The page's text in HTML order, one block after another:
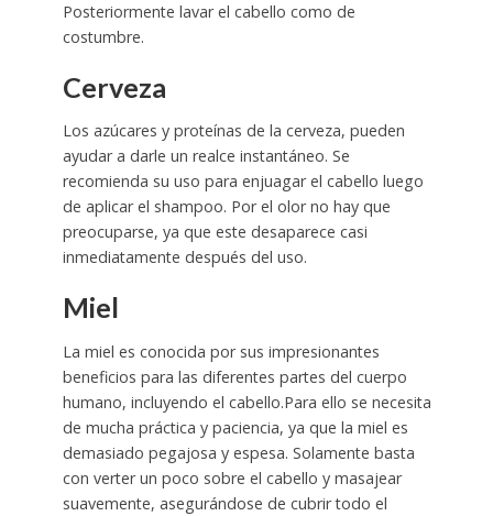
Posteriormente lavar el cabello como de
costumbre.
Cerveza
Los azúcares y proteínas de la cerveza, pueden
ayudar a darle un realce instantáneo. Se
recomienda su uso para enjuagar el cabello luego
de aplicar el shampoo. Por el olor no hay que
preocuparse, ya que este desaparece casi
inmediatamente después del uso.
Miel
La miel es conocida por sus impresionantes
beneficios para las diferentes partes del cuerpo
humano, incluyendo el cabello.Para ello se necesita
de mucha práctica y paciencia, ya que la miel es
demasiado pegajosa y espesa. Solamente basta
con verter un poco sobre el cabello y masajear
suavemente, asegurándose de cubrir todo el